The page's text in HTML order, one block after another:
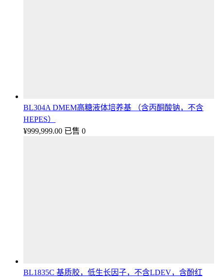
BL304A DMEM高糖液体培养基 （含丙酮酸钠，不含
HEPES）
¥999,999.00 已售 0
BL1835C 基质胶，低生长因子，不含LDEV，含酚红